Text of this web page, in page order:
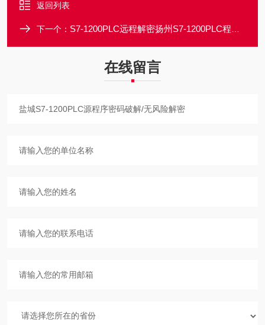
返回列表
下一个： S7-1200PLC远程解密扬州S7-1200PLC程序密码忘记破解/无损解密
在线留言